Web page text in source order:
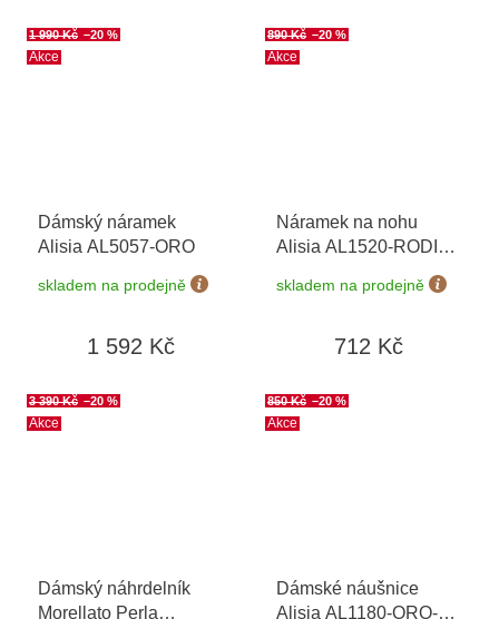
Akce
1 990 Kč –20 %
Dámský náramek
Alisia AL5057-ORO
skladem na prodejně
1 592 Kč
Akce
890 Kč –20 %
Náramek na nohu
Alisia AL1520-RODIO
+ možnost výměny do
90 dní
skladem na prodejně
712 Kč
Akce
3 390 Kč –20 %
Dámský náhrdelník
Morellato Perla
Akce
850 Kč –20 %
Dámské náušnice
Alisia AL1180-ORO-